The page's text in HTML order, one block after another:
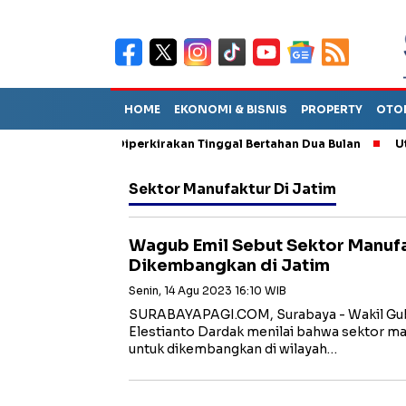
HOME EKONOMI & BISNIS PROPERTY
Sebut TPA Diperkirakan Tinggal Bertahan Dua Bulan Utang
Sektor Manufaktur Di Jatim
Wagub Emil Sebut Sektor
Dikembangkan di Jatim
Senin, 14 Agu 2023 16:10 WIB
SURABAYAPAGI.COM, Surabaya - Wakil
Elestianto Dardak menilai bahwa sektor
untuk dikembangkan di wilayah…